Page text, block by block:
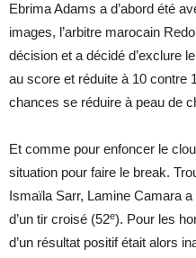
Ebrima Adams a d’abord été
images, l’arbitre marocain
décision et a décidé d’exclure
au score et réduite à 10 contre
chances se réduire à peau de
Et comme pour enfoncer le
situation pour faire le break.
Ismaïla Sarr, Lamine Camara
d’un tir croisé (52e). Pour les
d’un résultat positif était alors